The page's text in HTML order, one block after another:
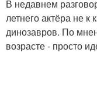
В недавнем
летнего актёра не к
динозавров. По
возрасте - просто